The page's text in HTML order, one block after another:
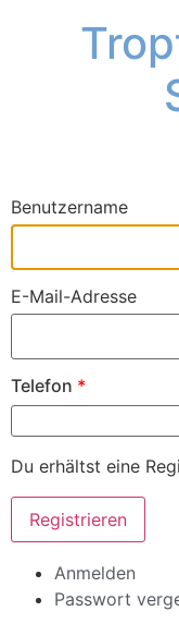
Benutzername
E-Mail-Adresse
Telefon *
Du erhältst eine
Registrieren
Anmelden
Passwort